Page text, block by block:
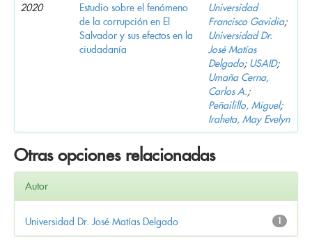
2020
Estudio sobre el fenómeno
de la corrupción en El
Salvador y sus efectos en la
ciudadanía
Universidad
Francisco Gavidia;
Universidad Dr.
José Matías
Delgado; USAID;
Umaña Cerna,
Carlos A.;
Peñailillo, Miguel;
Iraheta, May Evelyn
Otras opciones relacionadas
Autor
1
Universidad Dr. José Matías Delgado